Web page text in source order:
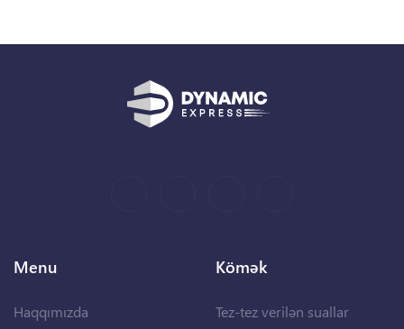
Menu
Haqqımızda
Kömək
Tez-tez verilən suallar